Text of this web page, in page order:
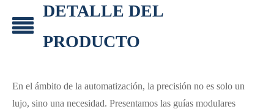
DETALLE DEL
PRODUCTO
En el ámbito de la automatización, la precisión no es solo un
lujo, sino una necesidad. Presentamos las guías modulares